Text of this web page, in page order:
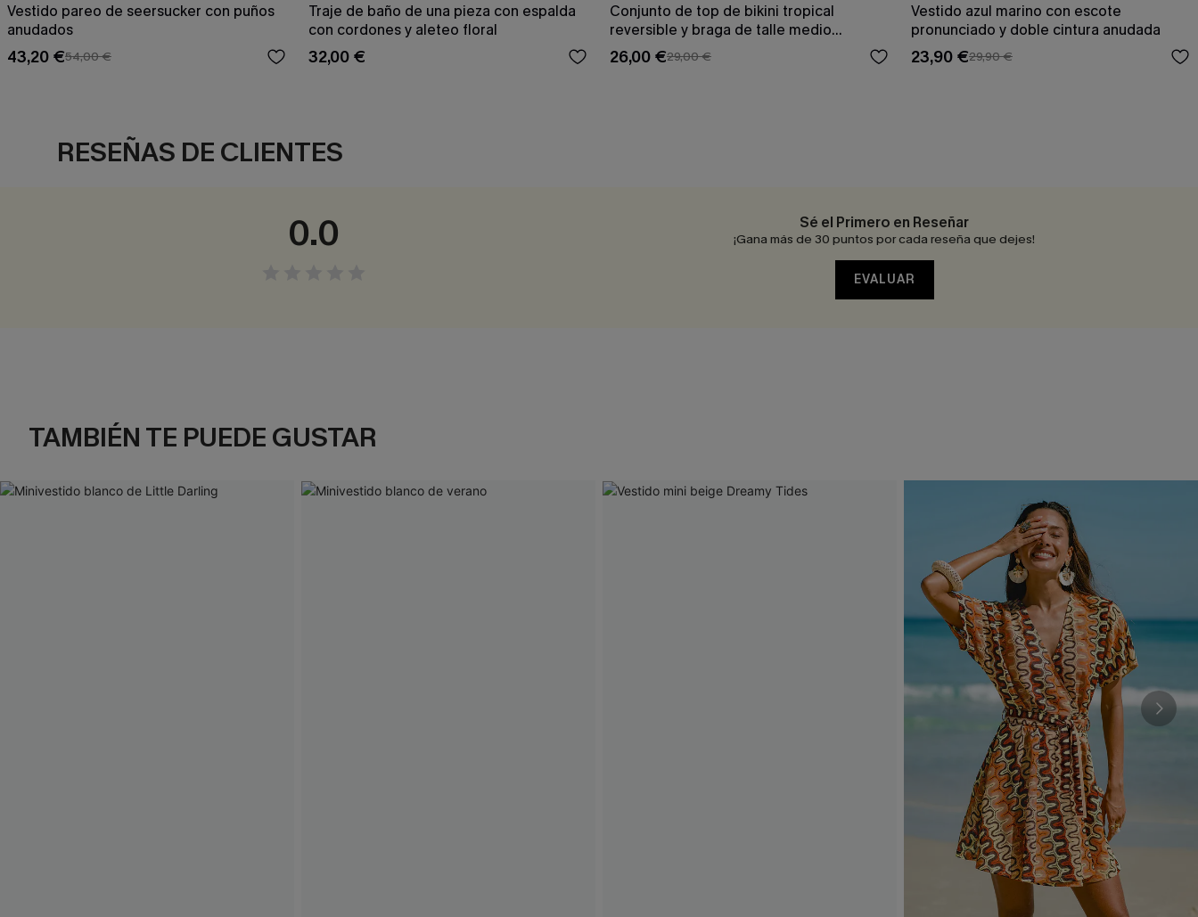
Vestido pareo de seersucker con puños
anudados
43,20 €54,00 €
Traje de baño de una pieza con espalda
con cordones y aleteo floral
32,00 €
Conjunto de top de bikini tropical
reversible y braga de talle medio
Escaping
26,00 €29,00 €
Vestido azul marino con escote
pronunciado y doble cintura anudada
23,90 €29,90 €
RESEÑAS DE CLIENTES
0.0 Sé el Primero en Reseñar
¡Gana más de 30 puntos por cada reseña que dejes!
EVALUAR
TAMBIÉN TE PUEDE GUSTAR